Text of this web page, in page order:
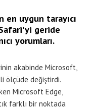
en uygun tarayıcı
geride
yorumları.
akabinde Microsoft,
ölçüde değiştirdi.
Microsoft Edge,
farklı bir noktada